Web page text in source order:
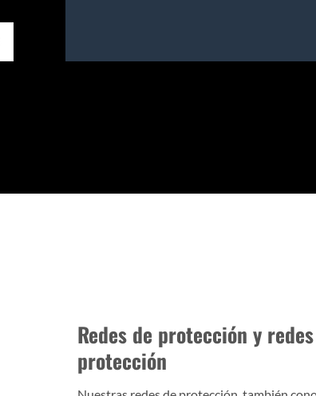
Redes de protección y
protección